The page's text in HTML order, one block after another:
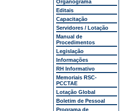
Organograma
Editais
Capacitação
Servidores / Lotação
Manual de
Procedimentos
Legislação
Informações
RH Informativo
Memoriais RSC-
PCCTAE
Lotação Global
Boletim de Pessoal
Programa de